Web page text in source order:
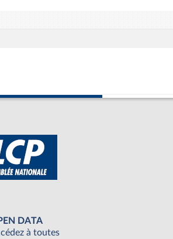
DATA
à toutes